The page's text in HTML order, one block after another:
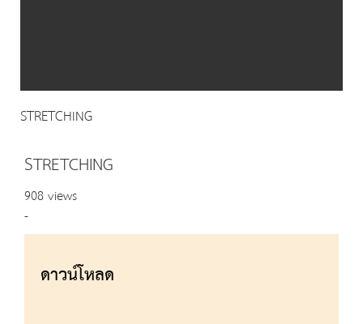
STRETCHING
STRETCHING
908 views
-
ดาวน์โหลด